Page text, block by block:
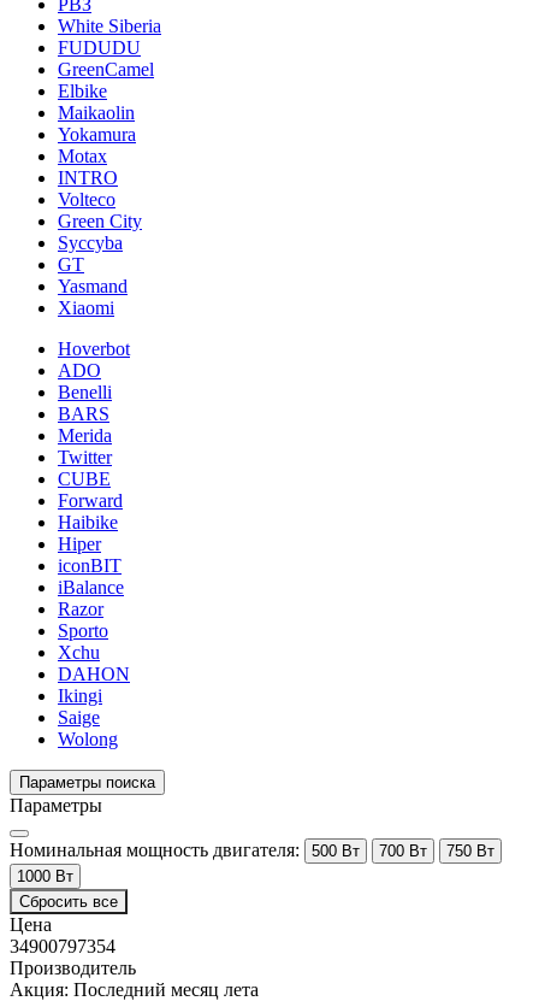
White Siberia
FUDUDU
GreenCamel
Elbike
Maikaolin
Yokamura
Motax
INTRO
Volteco
Green City
Syccyba
GT
Yasmand
Xiaomi
Hoverbot
ADO
Benelli
BARS
Merida
Twitter
CUBE
Forward
Haibike
Hiper
iconBIT
iBalance
Razor
Sporto
Xchu
DAHON
Ikingi
Saige
Wolong
Параметры поиска
Параметры
Номинальная мощность двигателя: 500 Вт 700 Вт
750 Вт
1000 Вт
Сбросить все
Цена
34900797354
Производитель
Акция: Последний месяц лета